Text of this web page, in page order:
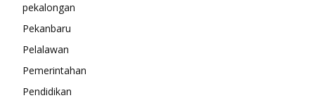
pekalongan
Pekanbaru
Pelalawan
Pemerintahan
Pendidikan